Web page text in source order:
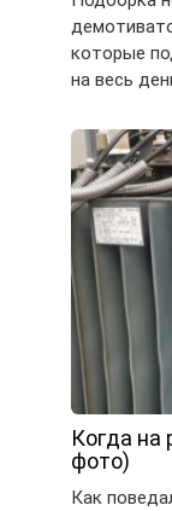
которые
на весь
Когда на
фото)
Как